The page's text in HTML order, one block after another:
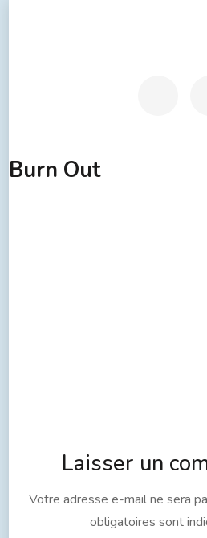
Burn Out
Laisser un
Votre adresse e-mail ne sera
obligatoires sont